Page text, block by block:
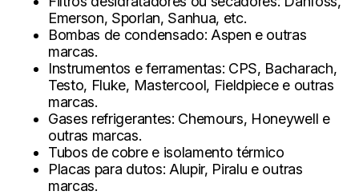
Emerson, Sporlan, Sanhua, etc.
Bombas de condensado: Aspen e outras
marcas.
Instrumentos e ferramentas: CPS, Bacharach,
Testo, Fluke, Mastercool, Fieldpiece e outras
marcas.
Gases refrigerantes: Chemours, Honeywell e
outras marcas.
Tubos de cobre e isolamento térmico
Placas para dutos: Alupir, Piralu e outras
marcas.